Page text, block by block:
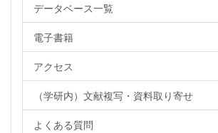
データベース一覧
電子書籍
アクセス
（学研内）文献複写・資料取り寄せ
よくある質問